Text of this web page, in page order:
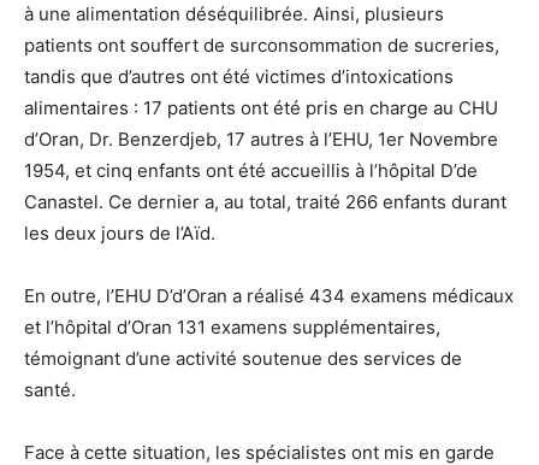
à une alimentation déséquilibrée. Ainsi, plusieurs
patients ont souffert de surconsommation de sucreries,
tandis que d’autres ont été victimes d’intoxications
alimentaires : 17 patients ont été pris en charge au CHU
d’Oran, Dr. Benzerdjeb, 17 autres à l’EHU, 1er Novembre
1954, et cinq enfants ont été accueillis à l’hôpital D’de
Canastel. Ce dernier a, au total, traité 266 enfants durant
les deux jours de l’Aïd.
En outre, l’EHU D’d’Oran a réalisé 434 examens médicaux
et l’hôpital d’Oran 131 examens supplémentaires,
témoignant d’une activité soutenue des services de
santé.
Face à cette situation, les spécialistes ont mis en garde